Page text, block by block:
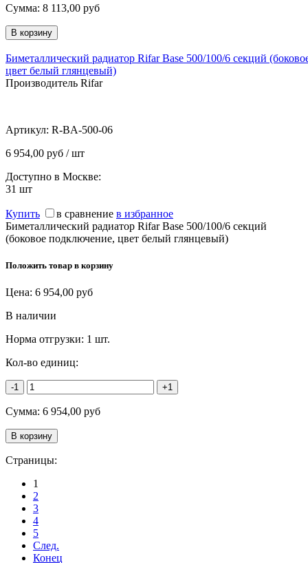
Сумма: 8 113,00 руб
Биметаллический радиатор Rifar Base 500/100/6 секций
цвет белый глянцевый)
Производитель Rifar
Артикул: R-BA-500-06
6 954,00 руб / шт
Доступно в Москве:
31 шт
Купить в сравнение в избранное
Биметаллический радиатор Rifar Base 500/100/6 секций
(боковое подключение, цвет белый глянцевый)
Положить товар в корзину
Цена: 6 954,00 руб
В наличии
Норма отгрузки: 1 шт.
Кол-во единиц:
-1 +1
Сумма: 6 954,00 руб
Страницы:
1
2
3
4
5
След.
Конец